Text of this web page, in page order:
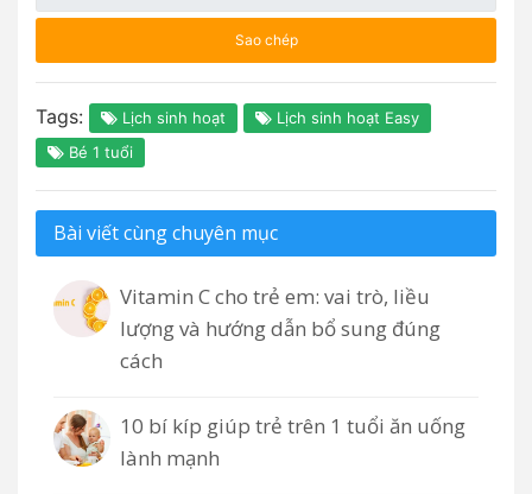
Sao chép
Tags: Lịch sinh hoạt
Lịch sinh hoạt Easy
Bé 1 tuổi
Bài viết cùng chuyên mục
Vitamin C cho trẻ em: vai trò, liều
lượng và hướng dẫn bổ sung đúng
cách
10 bí kíp giúp trẻ trên 1 tuổi ăn uống
lành mạnh